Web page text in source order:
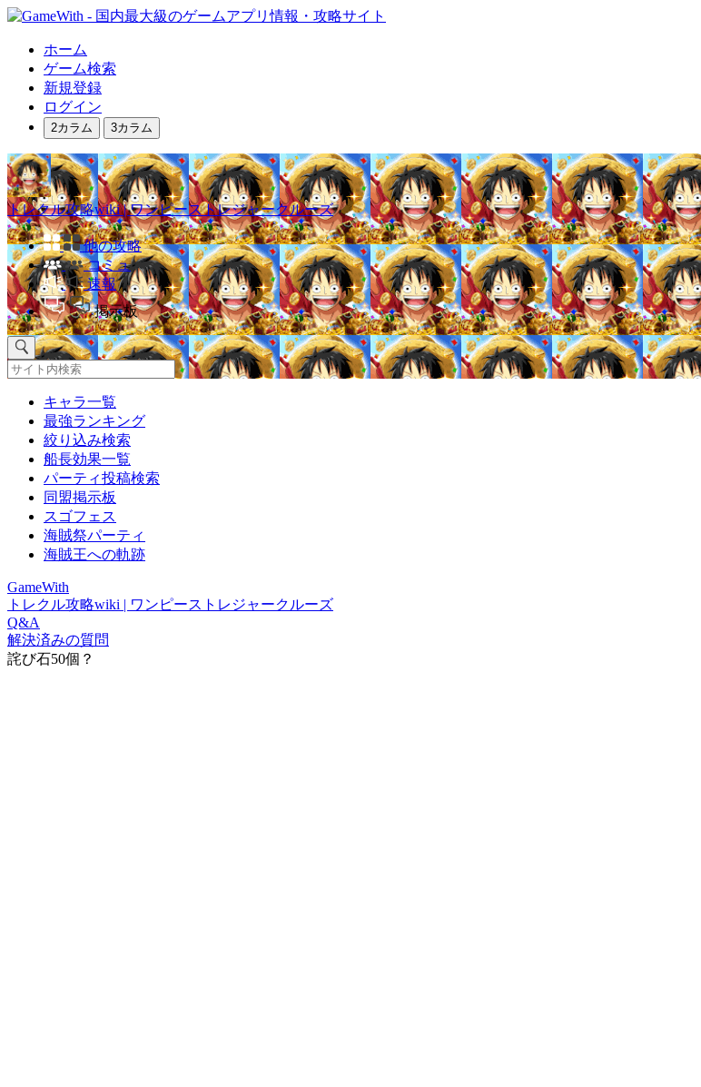
ホーム
ゲーム検索
新規登録
ログイン
2カラム 3カラム
トレクル攻略wiki | ワンピーストレジャークルーズ
他の攻略
コミュ
速報
掲示板
キャラ一覧
最強ランキング
絞り込み検索
船長効果一覧
パーティ投稿検索
同盟掲示板
スゴフェス
海賊祭パーティ
海賊王への軌跡
GameWith
トレクル攻略wiki | ワンピーストレジャークルーズ
Q&A
解決済みの質問
詫び石50個？